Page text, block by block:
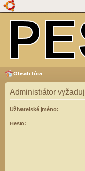
Obsah fóra
Administrátor
Uživatelské jméno:
Heslo: